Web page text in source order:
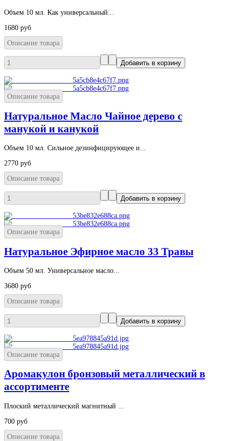
Объем 10 мл. Как универсальный...
1680 руб
Описание товара
Описание товара
Натуральное Масло Чайное дерево с
манукой и канукой
Объем 10 мл. Сильное дезинфицирующее и...
2770 руб
Описание товара
Описание товара
Натуральное Эфирное масло 33 Травы
Объем 50 мл. Универсальное масло...
3680 руб
Описание товара
Описание товара
Аромакулон бронзовый металлический в
ассортименте
Плоский металлический магнитный ...
700 руб
Описание товара